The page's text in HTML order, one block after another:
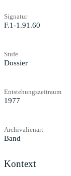
Signatur
F.1-1.91.60
Stufe
Dossier
Entstehungszeitraum
1977
Archivalienart
Band
Kontext